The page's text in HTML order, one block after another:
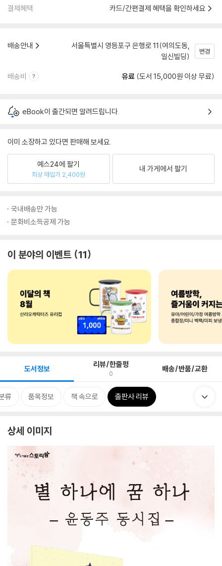
결제혜택 카드/간편결제 혜택을 확인하세요
배송안내
서울특별시 영등포구 은행로 11(여의도동,
일신빌딩)
변경
배송비 유료 (도서 15,000원 이상 무료)
eBook이 출간되면 알려드립니다.
이미 소장하고 있다면 판매해 보세요.
예스24에 팔기
최상 매입가 2,400원
내 가게에서 팔기
국내배송만 가능
문화비소득공제 가능
이 분야의 이벤트 11
도서정보 리뷰/한줄평
0 배송/반품/교환
류 품목정보 책 속으로 출판사 리뷰
상세 이미지